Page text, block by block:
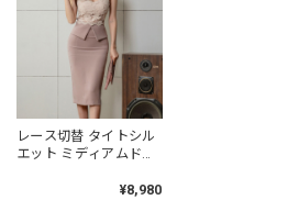
レース切替 タイトシル
エット ミディアムドレ
¥8,980